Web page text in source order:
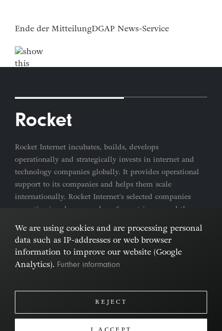
Ende der MitteilungDGAP News-Service
Rocket
Rocket Internet incubates, builds, develops
operationally and strategically invests in internet and
technology companies globally. It provides operational
support to its companies and helps them scale
internationally. Rocket Internet's selected companies
are active in a large number of countries around the
Imprint & Privacy Policy Cookies
We are using cookies and are processing personal
data such as IP-addresses or web browser
information to improve our website (Google
Analytics). Further information
REJECT